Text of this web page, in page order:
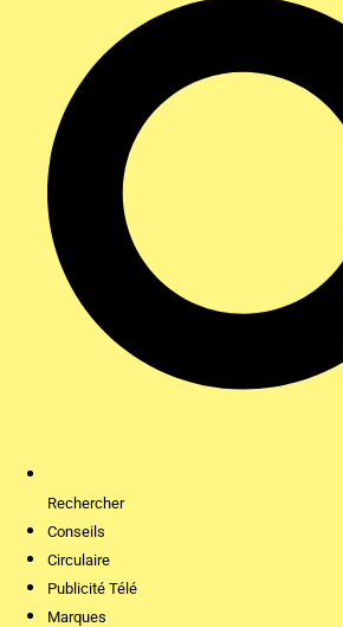
Rechercher
Conseils
Circulaire
Publicité Télé
Marques